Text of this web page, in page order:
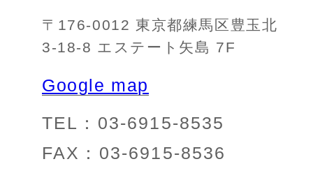
〒176-0012 東京都練馬区豊玉北
3-18-8 エステート矢島 7F
Google map
TEL：03-6915-8535
FAX：03-6915-8536